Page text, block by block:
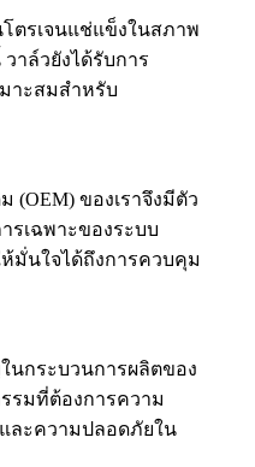
ตรเจนแช่แข็งในสภาพ
าล์วยังได้รับการ
าะสมสำหรับ
ของเราจึงมีตัว
รเฉพาะของระบบ
มั่นใจได้ถึงการควบคุม
นกระบวนการผลิตของ
รมที่ต้องการความ
ละความปลอดภัยใน